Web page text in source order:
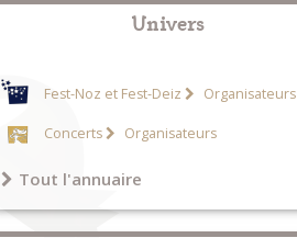
Univers
Fest-Noz et Fest-Deiz Organisateurs
Concerts Organisateurs
Tout l'annuaire